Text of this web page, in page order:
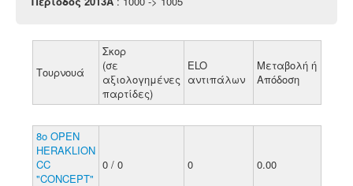
Τουρνουά
Σκορ
(σε
αξιολογημένες
παρτίδες)
ELO
αντιπάλων
Μεταβολή ή
Απόδοση
8o OPEN
HERAKLION
CC
"CONCEPT"
0 / 0 0 0.00